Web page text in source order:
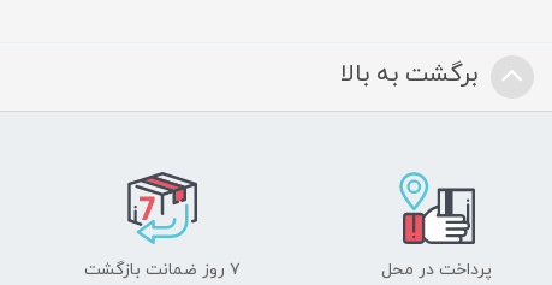
برگشت به بالا
پرداخت در محل ۷ روز ضمانت بازگشت